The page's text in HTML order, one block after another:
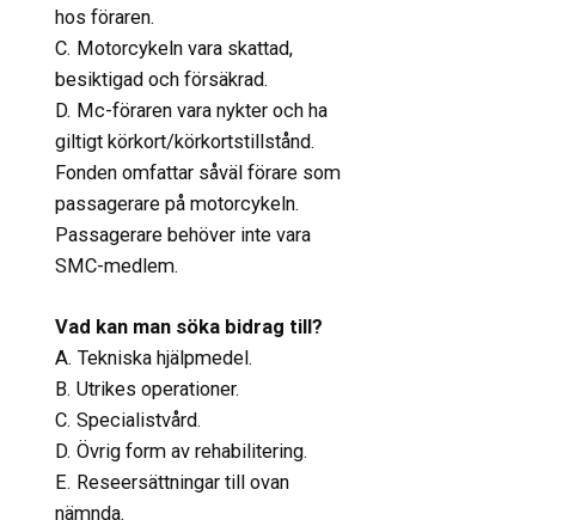
hos föraren.
C. Motorcykeln vara skattad,
besiktigad och försäkrad.
D. Mc-föraren vara nykter och ha
giltigt körkort/körkortstillstånd.
Fonden omfattar såväl förare som
passagerare på motorcykeln.
Passagerare behöver inte vara
SMC-medlem.
Vad kan man söka bidrag till?
A. Tekniska hjälpmedel.
B. Utrikes operationer.
C. Specialistvård.
D. Övrig form av rehabilitering.
E. Reseersättningar till ovan
nämnda.